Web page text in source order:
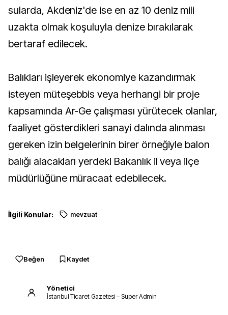
sularda, Akdeniz'de ise en az 10 deniz mili
uzakta olmak koşuluyla denize bırakılarak
bertaraf edilecek.
Balıkları işleyerek ekonomiye kazandırmak
isteyen müteşebbis veya herhangi bir proje
kapsamında Ar-Ge çalışması yürütecek olanlar,
faaliyet gösterdikleri sanayi dalında alınması
gereken izin belgelerinin birer örneğiyle balon
balığı alacakları yerdeki Bakanlık il veya ilçe
müdürlüğüne müracaat edebilecek.
İlgili Konular: mevzuat
Beğen Kaydet
Yönetici
İstanbul Ticaret Gazetesi – Süper Admin